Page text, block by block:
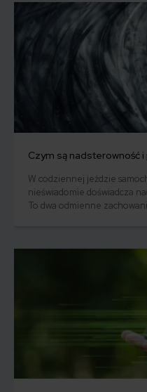
Czym są nadsterowność
W codziennej jeździe
nieświadomie doświadcza
To dwa odmienne
pozwoli Ci opanować te